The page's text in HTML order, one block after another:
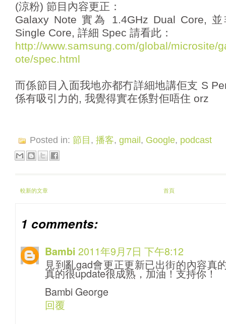
‎(涼粉) 節目內容更正：
Galaxy Note 實為 1.4GHz Dual Core,
Single Core, 詳細 Spec 請看此：
http://www.samsung.com/global/microsite/
ote/spec.html
而係節目入面我地亦都冇詳細地講佢支 S
係有吸引力的, 我覺得實在係對佢唔住 orz
Posted in: 節目, 播客, gmail, Google, podcast
較新的文章 首頁
1 comments:
Bambi 2011年9月7日 下午8:12
見到亂gad會更正更新已出街的內容真
真的很update很成熟，加油！支持你！
Bambi George
回覆